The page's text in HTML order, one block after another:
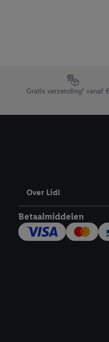
Footerelement met de
Gratis verzending¹ vanaf
Over Lidl
Betaalmiddelen